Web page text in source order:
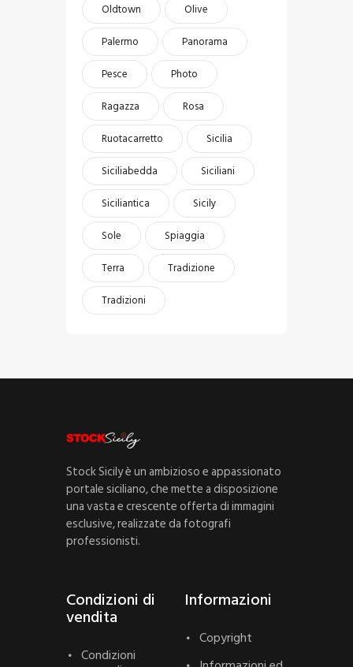
Oldtown
Olive
Palermo
Panorama
Pesce
Photo
Ragazza
Rosa
Ruotacarretto
Sicilia
Siciliabedda
Siciliani
Siciliantica
Sicily
Sole
Spiaggia
Terra
Tradizione
Tradizioni
Stock Sicily è un ambizioso e appassionato
portale siciliano, che mette a disposizione
una vasta e crescente offerta di immagini
esclusive, realizzate da fotografi
professionisti.
Condizioni di
vendita
Condizioni
Informazioni
Copyright